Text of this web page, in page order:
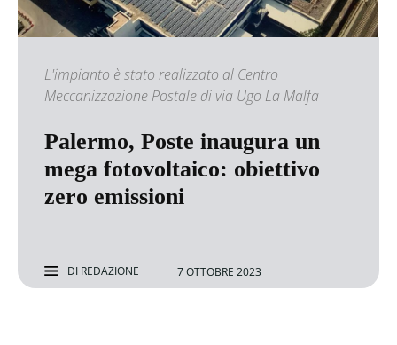
L'impianto è stato realizzato al Centro
Meccanizzazione Postale di via Ugo La Malfa
Palermo, Poste inaugura un
mega fotovoltaico: obiettivo
zero emissioni
DI REDAZIONE 7 OTTOBRE 2023